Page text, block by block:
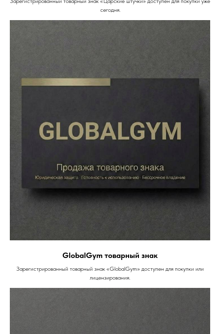
сегодня.
GlobalGym товарный знак
Зарегистрированный товарный знак «GlobalGym» доступен для покупки или
лицензирования.